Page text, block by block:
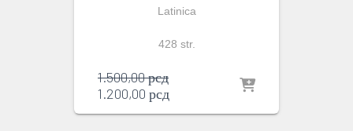
Latinica
428 str.
1.500,00рсдOriginalna
cena
1.200,00 рсдTrenutna